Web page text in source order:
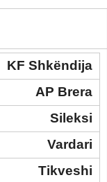
KF Shkëndija
AP Brera
Sileksi
Vardari
Tikveshi